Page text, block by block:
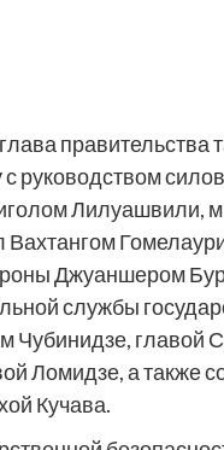
правительства
с руководством
Лилуашвили,
Вахтангом
Джуаншером
службы
Чубинидзе, главой
Ломидзе, а также
Кучава.